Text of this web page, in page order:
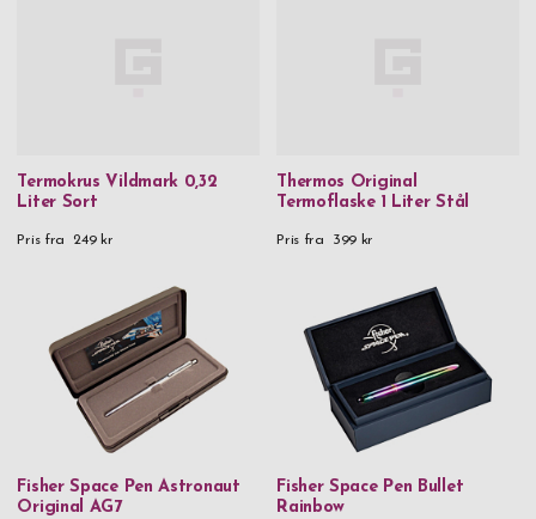
Termokrus Vildmark 0,32
Liter Sort
Pris fra 249 kr
Thermos Original
Termoflaske 1 Liter Stål
Pris fra 399 kr
Fisher Space Pen Astronaut
Original AG7
Fisher Space Pen Bullet
Rainbow